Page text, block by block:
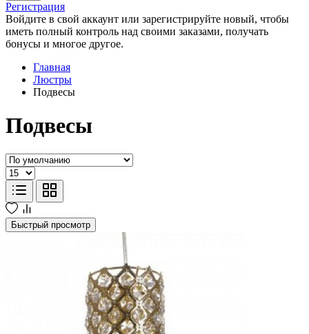
Регистрация
Войдите в свой аккаунт или зарегистрируйте новый, чтобы
иметь полный контроль над своими заказами, получать
бонусы и многое другое.
Главная
Люстры
Подвесы
Подвесы
Быстрый просмотр